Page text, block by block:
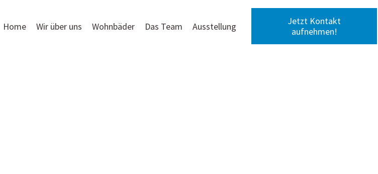
Home
Wir über uns Wohnbäder Das Team Ausstellung
Jetzt Kontakt
aufnehmen!